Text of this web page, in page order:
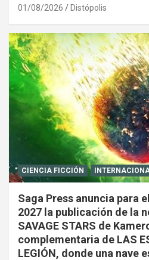
01/08/2026 Distópolis
CIENCIA FICCIÓN
Saga Press anuncia para
2027 la publicación de la
SAVAGE STARS de
complementaria de LAS
LEGIÓN, donde una nave